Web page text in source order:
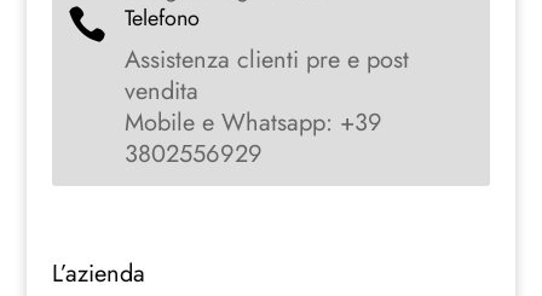
 Telefono
Assistenza clienti pre e post
vendita
Mobile e Whatsapp: +39
3802556929
L’azienda